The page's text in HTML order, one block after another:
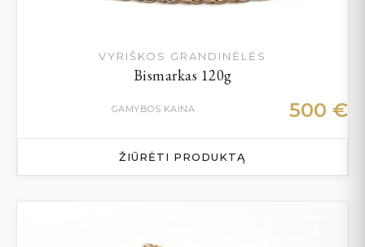
VYRIŠKOS GRANDINĖLĖS
Bismarkas 120g
GAMYBOS KAINA 500 €
ŽIŪRĖTI PRODUKTĄ